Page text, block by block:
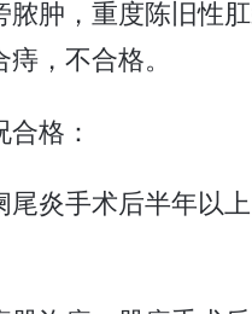
脓肿，重度陈旧性
，不合格。
格：
尾炎手术后半年以